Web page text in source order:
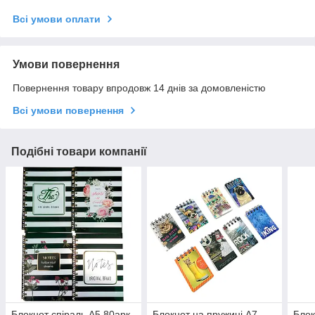
Всі умови оплати
Умови повернення
Повернення товару впродовж 14 днів за домовленістю
Всі умови повернення
Подібні товари компанії